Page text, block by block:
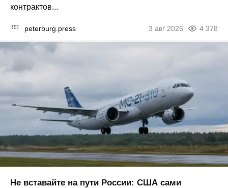
контрактов...
peterburg.press 3 авг 2026 4 378
Не вставайте на пути России: США сами